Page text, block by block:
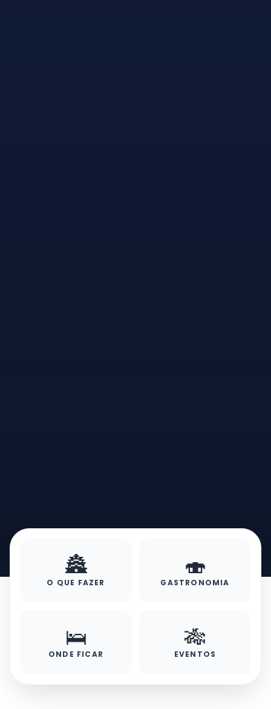
🏯
O QUE FAZER
🍣
GASTRONOMIA
🛌
ONDE FICAR
🎋
EVENTOS